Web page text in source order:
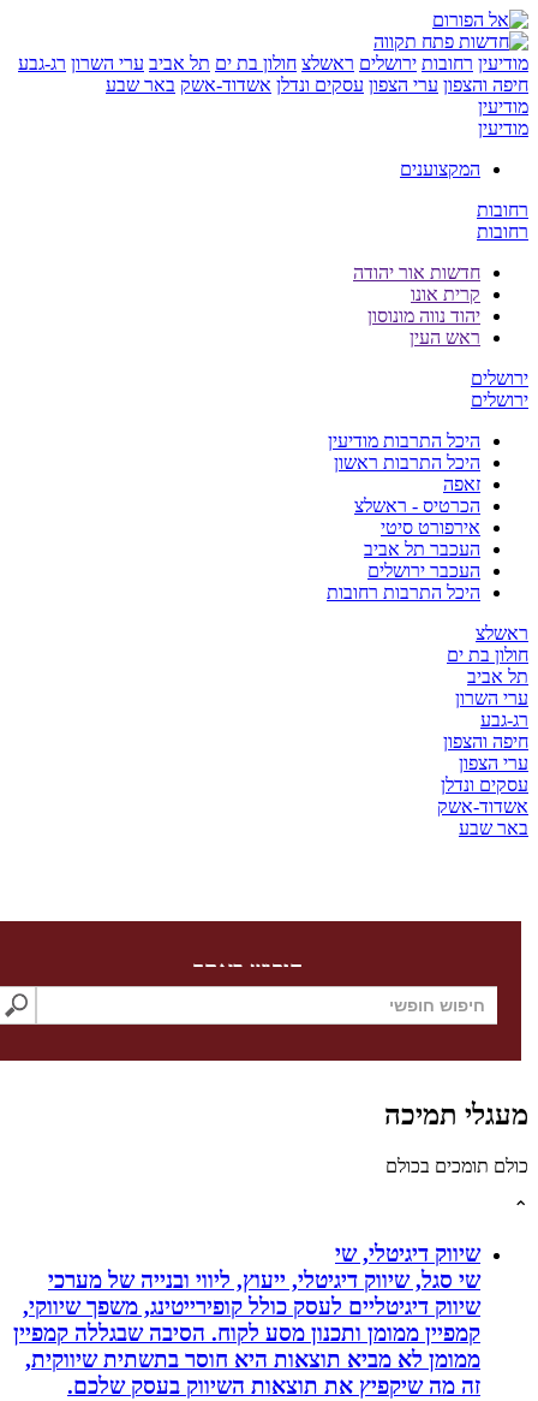
רחובות ירושלים ראשלצ חולון בת ים תל אביב ערי השרון רג-גבע
ערי הצפון עסקים ונדלן אשדוד-אשק באר שבע
המקצוענים
חדשות אור יהודה
קרית אונו
יהוד נווה מונוסון
ראש העין
היכל התרבות מודיעין
היכל התרבות ראשון
זאפה
הכרטיס - ראשלצ
אירפורט סיטי
העכבר תל אביב
העכבר ירושלים
היכל התרבות רחובות
בת ים
ונדלן
אשק
חיפוש באתר
תמיכה
בכולם
שיווק דיגיטלי, שי
שי סגל, שיווק דיגיטלי, ייעוץ, ליווי ובנייה של מערכי
שיווק דיגיטליים לעסק כולל קופירייטינג, משפך שיווקי,
קמפיין ממומן ותכנון מסע לקוח. הסיבה שבגללה קמפיין
ממומן לא מביא תוצאות היא חוסר בתשתית שיווקית,
זה מה שיקפיץ את תוצאות השיווק בעסק שלכם.